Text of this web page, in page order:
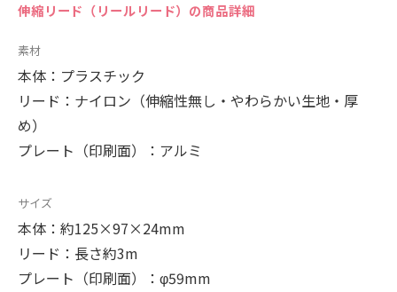
伸縮リード（リールリード）の商品詳細
素材
本体：プラスチック
リード：ナイロン（伸縮性無し・やわらかい生地・厚
め）
プレート（印刷面）：アルミ
サイズ
本体：約125×97×24mm
リード：長さ約3m
プレート（印刷面）：φ59mm